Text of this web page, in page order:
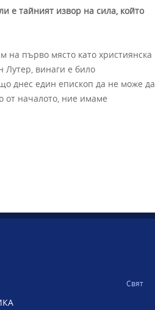
е тайният извор на сила, който
на първо място като християнска
Лутер, винаги е било
днес един епископ да не може да
от началото, ние имаме
Свят